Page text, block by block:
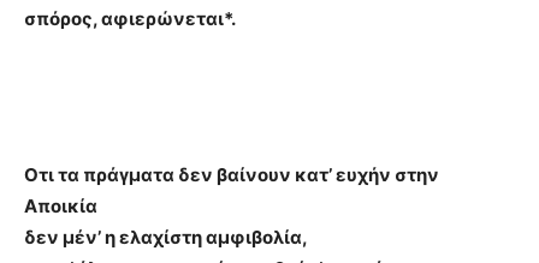
σπόρος, αφιερώνεται*.
Οτι τα πράγματα δεν βαίνουν κατ’ ευχήν στην
Αποικία
δεν μέν’ η ελαχίστη αμφιβολία,